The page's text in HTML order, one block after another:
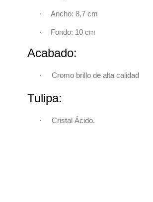
· Ancho: 8,7
· Fondo: 10 cm
Acabado:
· Cromo brillo de alta calidad
Tulipa:
· Cristal Ácido.